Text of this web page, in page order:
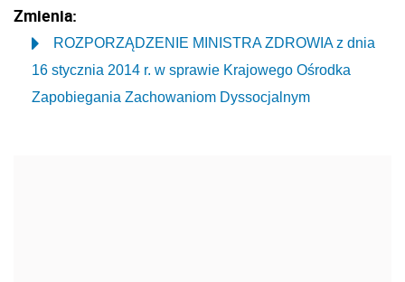
Zmienia:
ROZPORZĄDZENIE MINISTRA ZDROWIA z dnia
16 stycznia 2014 r. w sprawie Krajowego Ośrodka
Zapobiegania Zachowaniom Dyssocjalnym